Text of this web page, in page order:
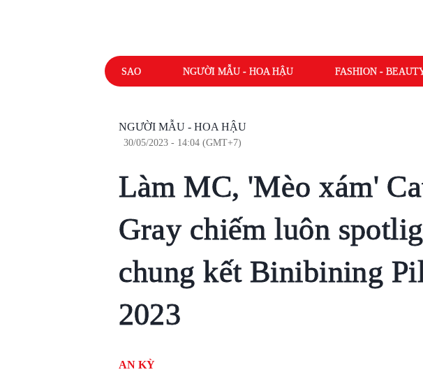
SAO NGƯỜI MẪU - HOA HẬU FASHION -
NGƯỜI MẪU - HOA HẬU
30/05/2023 - 14:04 (GMT+7)
Làm MC, 'Mèo xám'
Gray chiếm luôn
chung kết Binibining
2023
AN KỲ